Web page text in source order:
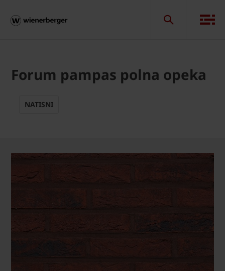
Forum pampas polna opeka
NATISNI